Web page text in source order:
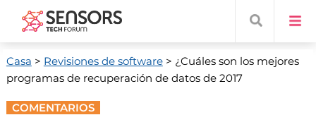
Casa > Revisiones de software> ¿Cuáles son los mejores
programas de recuperación de datos de 2017
COMENTARIOS